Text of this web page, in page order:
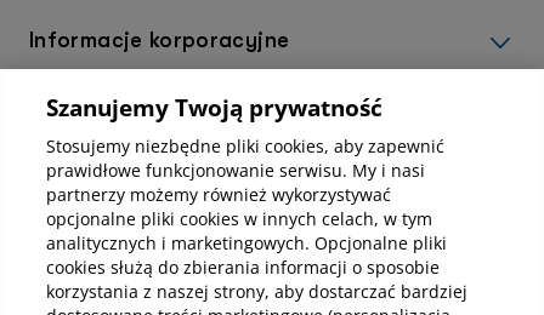
Informacje korporacyjne
Kup abonamenty online
Kup online
Pobierz aplikację mobilną
Szanujemy Twoją prywatność
Stosujemy niezbędne pliki cookies, aby zapewnić
prawidłowe funkcjonowanie serwisu. My i nasi
partnerzy możemy również wykorzystywać
opcjonalne pliki cookies w innych celach, w tym
analitycznych i marketingowych. Opcjonalne pliki
cookies służą do zbierania informacji o sposobie
korzystania z naszej strony, aby dostarczać bardziej